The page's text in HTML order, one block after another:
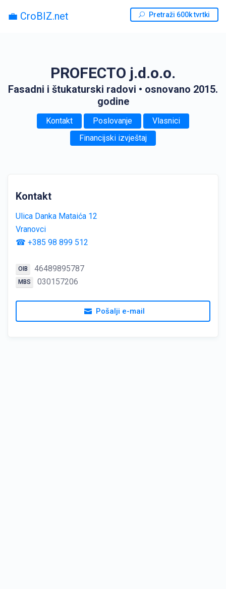
💼 CroBIZ.net Pretraži 600k tvrtki
PROFECTO j.d.o.o.
Fasadni i štukaturski radovi • osnovano 2015.
godine
Kontakt Poslovanje
Vlasnici
Financijski izvještaj
Kontakt
Ulica Danka Mataića 12
Vranovci
☎ +385 98 899 512
OIB 46489895787
MBS 030157206
Pošalji e-mail